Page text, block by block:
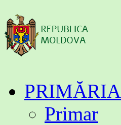
conținutPRIMĂRIA
Primar